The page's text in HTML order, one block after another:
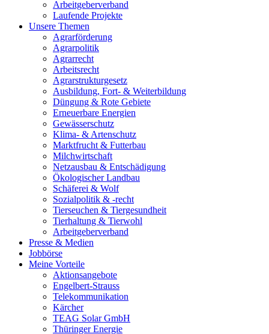
Arbeitgeberverband
Laufende Projekte
Unsere Themen
Agrarförderung
Agrarpolitik
Agrarrecht
Arbeitsrecht
Agrarstrukturgesetz
Ausbildung, Fort- & Weiterbildung
Düngung & Rote Gebiete
Erneuerbare Energien
Gewässerschutz
Klima- & Artenschutz
Marktfrucht & Futterbau
Milchwirtschaft
Netzausbau & Entschädigung
Ökologischer Landbau
Schäferei & Wolf
Sozialpolitik & -recht
Tierseuchen & Tiergesundheit
Tierhaltung & Tierwohl
Arbeitgeberverband
Presse & Medien
Jobbörse
Meine Vorteile
Aktionsangebote
Engelbert-Strauss
Telekommunikation
Kärcher
TEAG Solar GmbH
Thüringer Energie